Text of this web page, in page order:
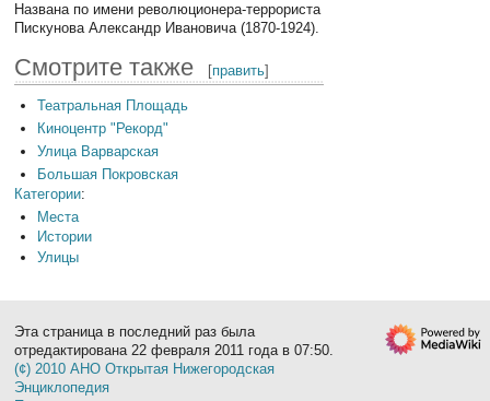
Названа по имени революционера-террориста
Пискунова Александр Ивановича (1870-1924).
Смотрите также [править]
Театральная Площадь
Киноцентр "Рекорд"
Улица Варварская
Большая Покровская
Категории:
Места
Истории
Улицы
Эта страница в последний раз была
отредактирована 22 февраля 2011 года в 07:50.
(¢) 2010 АНО Открытая Нижегородская
Энциклопедия